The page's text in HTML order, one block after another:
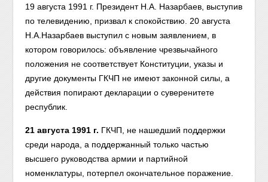
19 августа 1991 г. Президент Н.А. Назарбаев, выступив
по телевидению, призвал к спокойствию. 20 августа
Н.А.Назарбаев выступил с новым заявлением, в
котором говорилось: объявление чрезвычайного
положения не соответствует Конституции, указы и
другие документы ГКЧП не имеют законной силы, а
действия попирают декларации о суверенитете
республик.
21 августа 1991 г. ГКЧП, не нашедший поддержки
среди народа, а поддержанный только частью
высшего руководства армии и партийной
номенклатуры, потерпел окончательное поражение.